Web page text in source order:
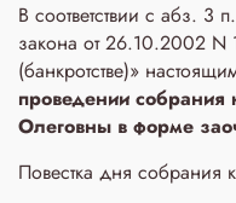
В соответствии с абз. 3
закона от 26.10.2002 N
(банкротстве)»
проведении собрания
Олеговны в форме
Повестка дня собрания